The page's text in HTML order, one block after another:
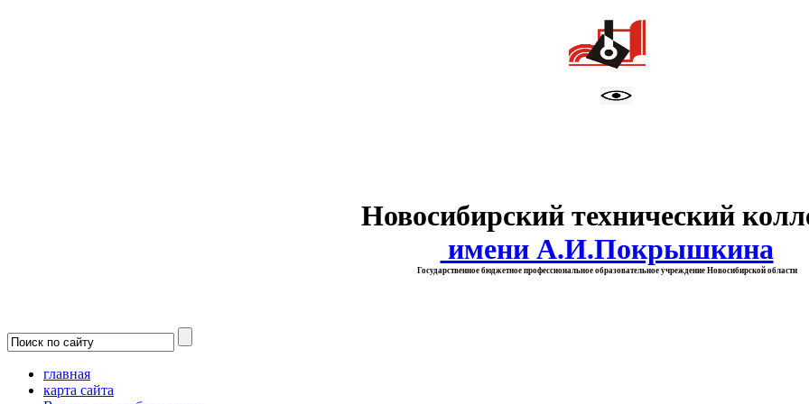
Новосибирский технический
имени А.И.Покрышкина
Государственное бюджетное профессиональное образовательное учреждение Новосибирской области
главная
карта сайта